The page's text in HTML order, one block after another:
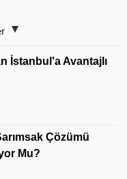
İstanbul'a Avantajlı
Çözümü
Mu?